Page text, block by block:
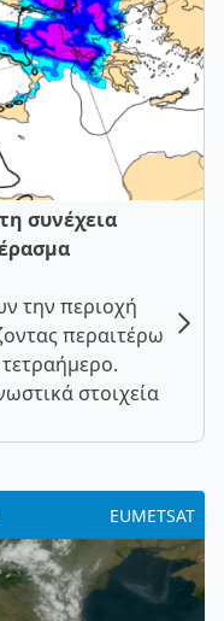
συνέχεια
την περιοχή
περαιτέρω
στοιχεία
EUMETSAT